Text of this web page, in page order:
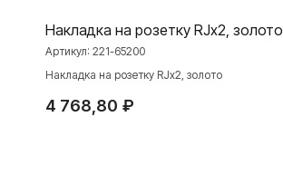
Накладка на розетку RJx2, золото
Артикул: 221-65200
Накладка на розетку RJx2, золото
4 768,80 ₽
О ФАБРИКЕ
История
МАТЕРИАЛЫ
Наше время
Контакты
База знаний